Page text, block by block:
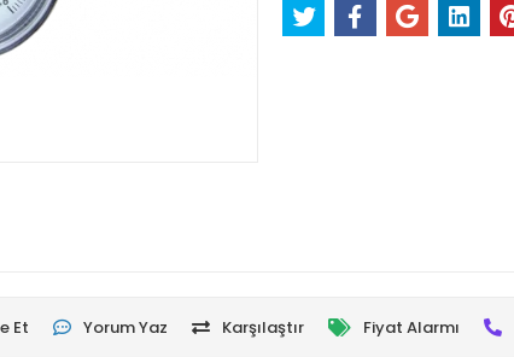
Et Yorum Yaz Karşılaştır Fiyat Alarmı